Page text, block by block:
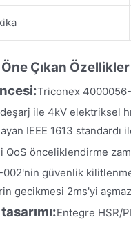
Öne Çıkan Özellikler
Triconex
ile 4kV elektriksel
IEEE 1613 standardı
QoS önceliklendirme
002'nin güvenlik
gecikmesi 2ms'yi
Entegre HSR/